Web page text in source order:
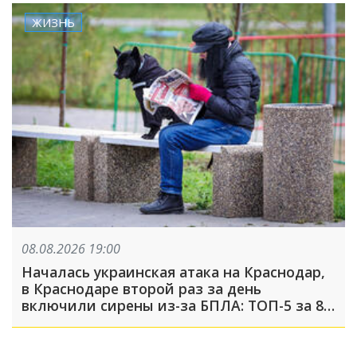
ЖИЗНЬ
08.08.2026 19:00
Началась украинская атака на Краснодар,
в Краснодаре второй раз за день
включили сирены из-за БПЛА: ТОП-5 за 8
августа